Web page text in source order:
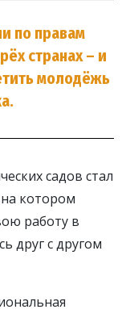
по правам
странах – и
молодёжь
садов стал
котором
работу в
друг с другом